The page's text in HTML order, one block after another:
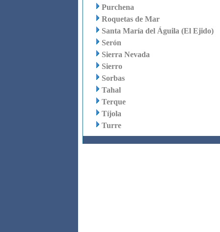
Purchena
Roquetas de Mar
Santa María del Águila (El Ejido)
Serón
Sierra Nevada
Sierro
Sorbas
Tahal
Terque
Tíjola
Turre